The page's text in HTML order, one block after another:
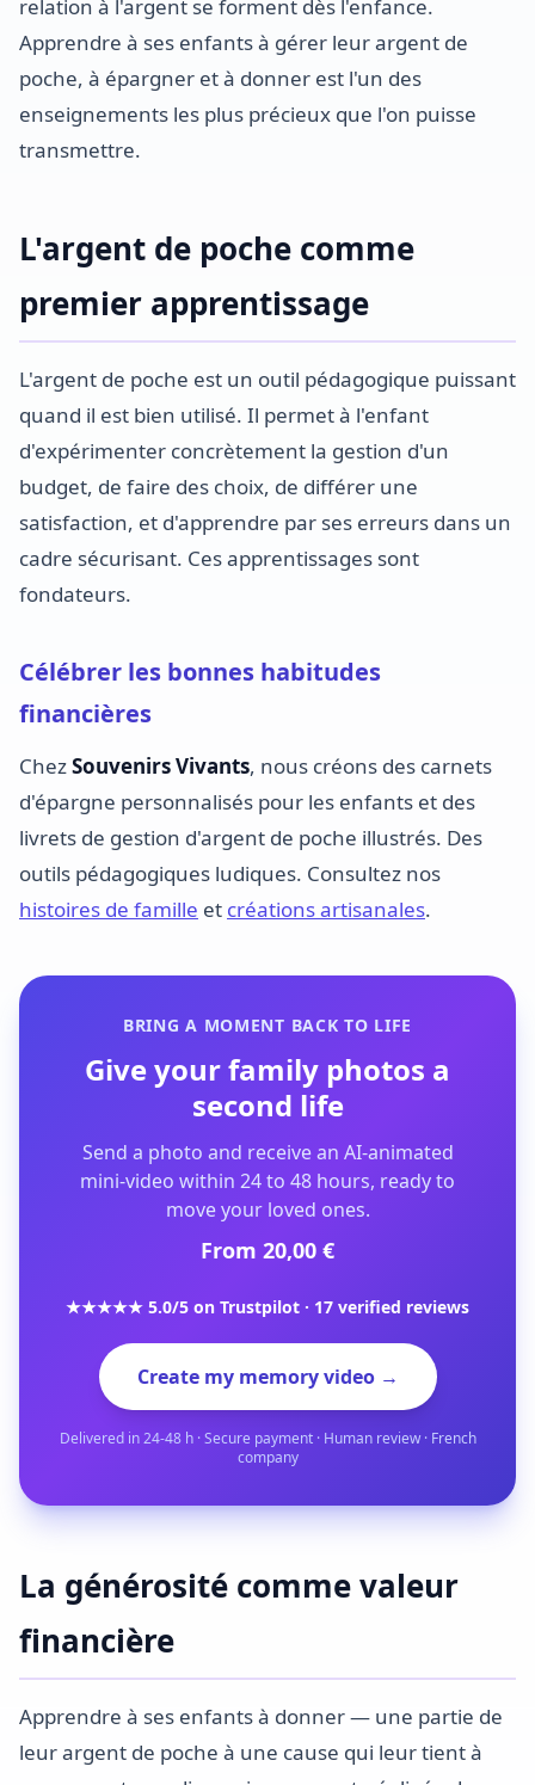
relation à l'argent se forment dès l'enfance.
Apprendre à ses enfants à gérer leur argent de
poche, à épargner et à donner est l'un des
enseignements les plus précieux que l'on puisse
transmettre.
L'argent de poche comme
premier apprentissage
L'argent de poche est un outil pédagogique puissant
quand il est bien utilisé. Il permet à l'enfant
d'expérimenter concrètement la gestion d'un
budget, de faire des choix, de différer une
satisfaction, et d'apprendre par ses erreurs dans un
cadre sécurisant. Ces apprentissages sont
fondateurs.
Célébrer les bonnes habitudes
financières
ChezSouvenirs Vivants, nous créons des carnets
d'épargne personnalisés pour les enfants et des
livrets de gestion d'argent de poche illustrés. Des
outils pédagogiques ludiques. Consultez nos
histoires de famille et créations artisanales.
BRING A MOMENT BACK TO LIFE
Give your family photos a
second life
Send a photo and receive an AI-animated
mini-video within 24 to 48 hours, ready to
move your loved ones.
From 20,00 €
★★★★★ 5.0/5 on Trustpilot · 17 verified reviews
Create my memory video →
Delivered in 24-48 h · Secure payment · Human review · French
company
La générosité comme valeur
financière
Apprendre à ses enfants à donner — une partie de
leur argent de poche à une cause qui leur tient à